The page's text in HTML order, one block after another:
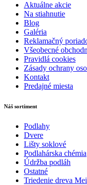
Aktuálne akcie
Na stiahnutie
Blog
Galéria
Reklamačný
Všeobecné
Pravidlá cookies
Zásady ochrany
Kontakt
Predajné miesta
Náš sortiment
Podlahy
Dvere
Lišty soklové
Podlahárska chémia
Údržba podláh
Ostatné
Triedenie dreva